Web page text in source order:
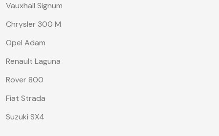
Vauxhall Signum
Chrysler 300 M
Opel Adam
Renault Laguna
Rover 800
Fiat Strada
Suzuki SX4